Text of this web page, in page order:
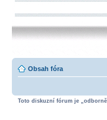
Obsah fóra
Toto diskuzní fórum je